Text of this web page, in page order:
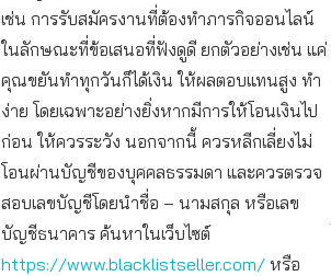
เช่น การรับสมัครงานที่ต้องทำภารกิจออนไลน์
ในลักษณะที่ข้อเสนอที่ฟังดูดี ยกตัวอย่างเช่น แค่
คุณขยันทําทุกวันก็ได้เงิน ให้ผลตอบแทนสูง ทำ
ง่าย โดยเฉพาะอย่างยิ่งหากมีการให้โอนเงินไป
ก่อน ให้ควรระวัง นอกจากนี้ ควรหลีกเลี่ยงไม่
โอนผ่านบัญชีของบุคคลธรรมดา และควรตรวจ
สอบเลขบัญชีโดยนำชื่อ – นามสกุล หรือเลข
บัญชีธนาคาร ค้นหาในเว็บไซต์
https://www.blacklistseller.com/ หรือ